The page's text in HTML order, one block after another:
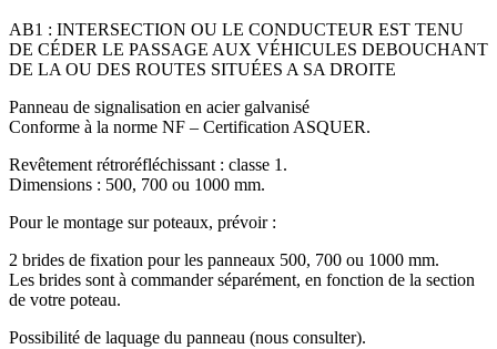
AB1 : INTERSECTION OU LE CONDUCTEUR EST TENU
DE CÉDER LE PASSAGE AUX VÉHICULES DEBOUCHANT
DE LA OU DES ROUTES SITUÉES A SA DROITE
Panneau de signalisation en acier galvanisé
Conforme à la norme NF – Certification ASQUER.
Revêtement rétroréfléchissant : classe 1.
Dimensions : 500, 700 ou 1000 mm.
Pour le montage sur poteaux, prévoir :
2 brides de fixation pour les panneaux 500, 700 ou 1000 mm.
Les brides sont à commander séparément, en fonction de la section
de votre poteau.
Possibilité de laquage du panneau (nous consulter).